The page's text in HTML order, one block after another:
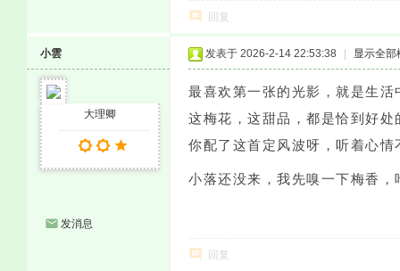
回复
小雲
大理卿
发消息
发表于 2026-2-14 22:53:38 显示全部
最喜欢第一张的光影，就是生活
这梅花，这甜品，都是恰到好处
你配了这首定风波呀，听着心情
小落还没来，我先嗅一下梅香，
回复